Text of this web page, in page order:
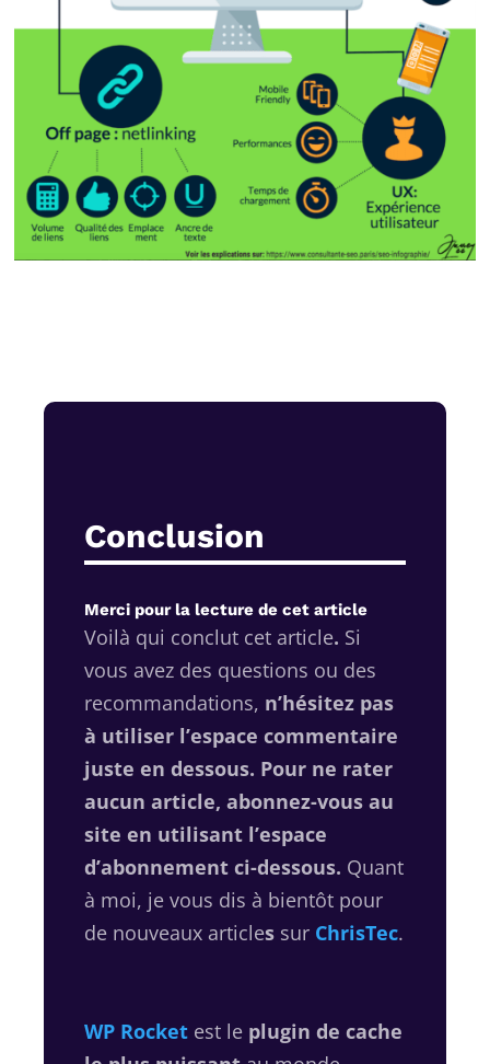
Conclusion
Merci pour la lecture de cet article
Voilà qui conclut cet article. Si
vous avez des questions ou des
recommandations, n’hésitez pas
à utiliser l’espace commentaire
juste en dessous. Pour ne rater
aucun article, abonnez-vous au
site en utilisant l’espace
d’abonnement ci-dessous. Quant
à moi, je vous dis à bientôt pour
de nouveaux articles sur ChrisTec.
WP Rocketest le plugin de cache